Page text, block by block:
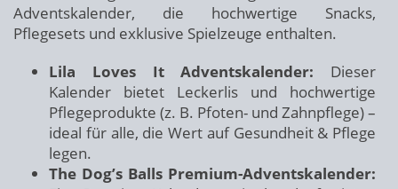
Adventskalender, die hochwertige Snacks,
Pflegesets und exklusive Spielzeuge enthalten.
Lila Loves It Adventskalender: Dieser
Kalender bietet Leckerlis und hochwertige
Pflegeprodukte (z. B. Pfoten- und Zahnpflege) –
ideal für alle, die Wert auf Gesundheit & Pflege
legen.
The Dog’s Balls Premium-Adventskalender: